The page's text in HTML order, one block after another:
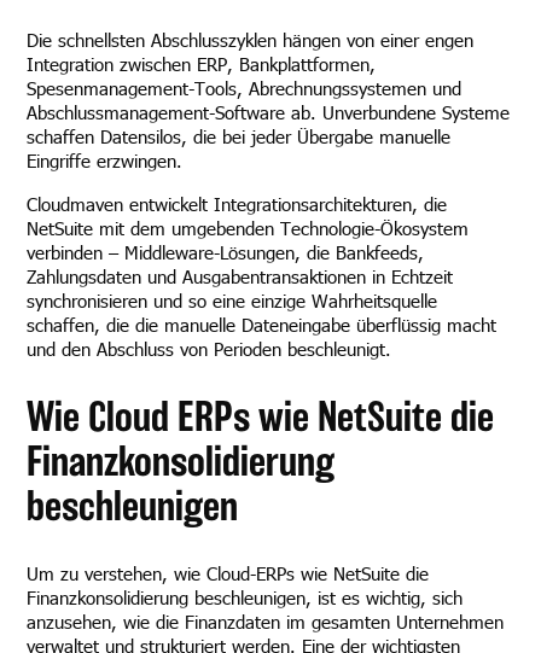
Die schnellsten Abschlusszyklen hängen von einer engen
Integration zwischen ERP, Bankplattformen,
Spesenmanagement-Tools, Abrechnungssystemen und
Abschlussmanagement-Software ab. Unverbundene Systeme
schaffen Datensilos, die bei jeder Übergabe manuelle
Eingriffe erzwingen.
Cloudmaven entwickelt Integrationsarchitekturen, die
NetSuite mit dem umgebenden Technologie-Ökosystem
verbinden – Middleware-Lösungen, die Bankfeeds,
Zahlungsdaten und Ausgabentransaktionen in Echtzeit
synchronisieren und so eine einzige Wahrheitsquelle
schaffen, die die manuelle Dateneingabe überflüssig macht
und den Abschluss von Perioden beschleunigt.
Wie Cloud ERPs wie NetSuite die
Finanzkonsolidierung
beschleunigen
Um zu verstehen, wie Cloud-ERPs wie NetSuite die
Finanzkonsolidierung beschleunigen, ist es wichtig, sich
anzusehen, wie die Finanzdaten im gesamten Unternehmen
verwaltet und strukturiert werden. Eine der wichtigsten